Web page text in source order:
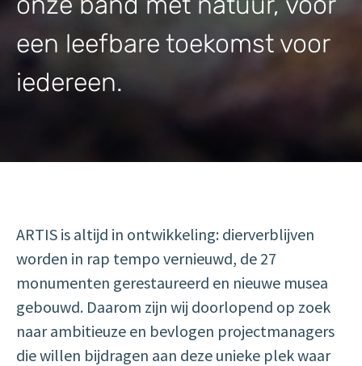
een leefbare toekomst voor
iedereen.
ARTIS is altijd in ontwikkeling: dierverblijven
worden in rap tempo vernieuwd, de 27
monumenten gerestaureerd en nieuwe musea
gebouwd. Daarom zijn wij doorlopend op zoek
naar ambitieuze en bevlogen projectmanagers
die willen bijdragen aan deze unieke plek waar